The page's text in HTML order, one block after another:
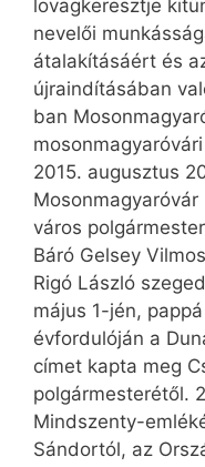
lovagkeresztje
nevelői
átalakításáért és
újraindításában
ban
2015. augusztus
város
Báró Gelsey
Rigó László
május 1-jén,
évfordulóján a
címet kapta meg
polgármesterétől.
Mindszenty-
Sándortól, az